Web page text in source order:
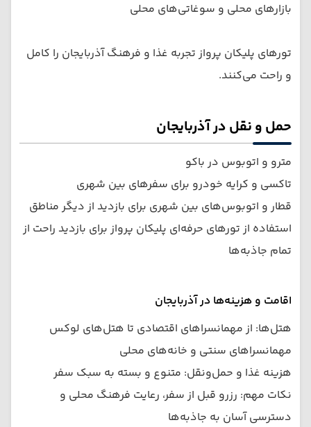
بازارهای محلی و سوغاتی‌های محلی
تورهای پلیکان پرواز تجربه غذا و فرهنگ آذربایجان را کامل
و راحت می‌کنند.
حمل و نقل در آذربایجان
مترو و اتوبوس در باکو
تاکسی و کرایه خودرو برای سفرهای بین شهری
قطار و اتوبوس‌های بین شهری برای بازدید از دیگر مناطق
استفاده از تورهای حرفه‌ای پلیکان پرواز برای بازدید راحت از
تمام جاذبه‌ها
اقامت و هزینه‌ها در آذربایجان
هتل‌ها: از مهمانسراهای اقتصادی تا هتل‌های لوکس
مهمانسراهای سنتی و خانه‌های محلی
هزینه غذا و حمل‌ونقل: متنوع و بسته به سبک سفر
نکات مهم: رزرو قبل از سفر، رعایت فرهنگ محلی و
دسترسی آسان به جاذبه‌ها